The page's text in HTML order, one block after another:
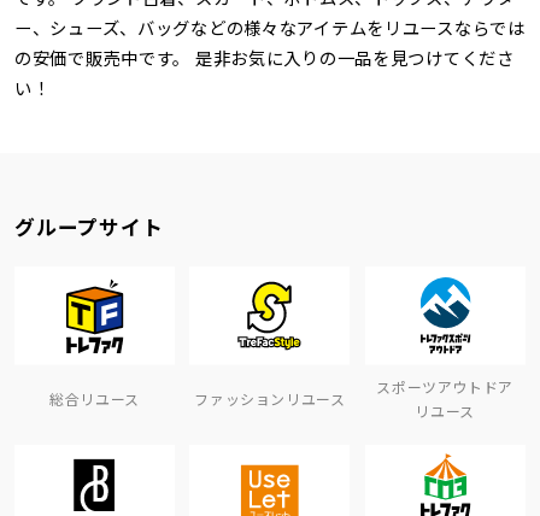
ー、シューズ、バッグなどの様々なアイテムをリユースならでは
の安価で販売中です。 是非お気に入りの一品を見つけてくださ
い！
グループサイト
総合リユース ファッションリユース
スポーツアウトドア
リユース